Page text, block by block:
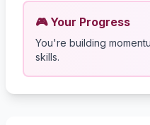
🎮 Your Progress
You're building
skills.